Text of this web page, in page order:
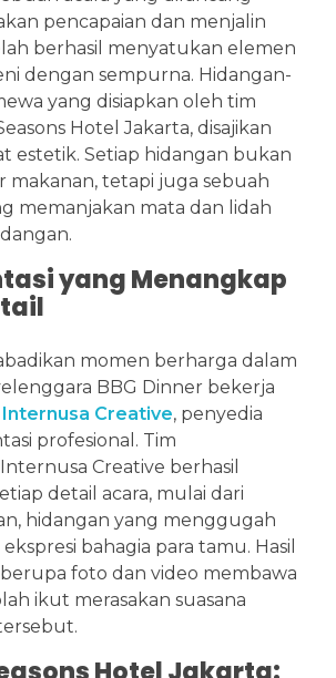
pencapaian dan menjalin
berhasil menyatukan elemen
dengan sempurna. Hidangan-
yang disiapkan oleh tim
Hotel Jakarta, disajikan
estetik. Setiap hidangan bukan
makanan, tetapi juga sebuah
memanjakan mata dan lidah
yang Menangkap
momen berharga dalam
BBG Dinner bekerja
Internusa Creative, penyedia
profesional. Tim
Creative berhasil
detail acara, mulai dari
hidangan yang menggugah
bahagia para tamu. Hasil
foto dan video membawa
ikut merasakan suasana